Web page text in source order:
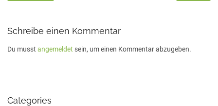
Schreibe einen Kommentar
Du musst angemeldet sein, um einen Kommentar abzugeben.
Categories